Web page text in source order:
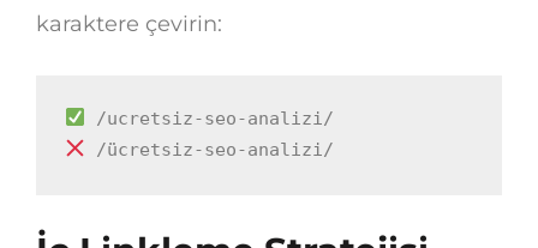
karaktere çevirin:
/ücretsiz-seo-analizi/